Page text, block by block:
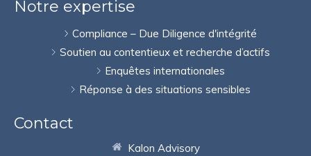
Notre expertise
Compliance – Due Diligence d'intégrité
Soutien au contentieux et recherche d’actifs
Enquêtes internationales
Réponse à des situations sensibles
Contact
Kalon Advisory